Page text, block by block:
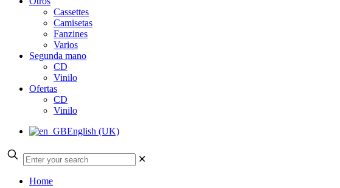
Cassettes
Camisetas
Fanzines
Varios
Segunda mano
CD
Vinilo
Ofertas
CD
Vinilo
English (UK)
✕
Home